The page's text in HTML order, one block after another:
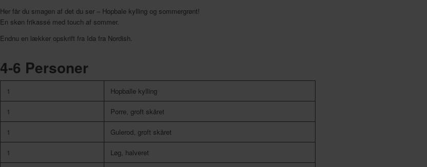
Her får du smagen af det du ser – Hopbale kylling og sommergrønt!
En skøn frikassé med touch af sommer.
Endnu en lækker opskrift fra Ida fra Nordish.
4-6 Personer
1 Hopballe kylling
1 Porre, groft skåret
1 Gulerod, groft skåret
1 Løg, halveret